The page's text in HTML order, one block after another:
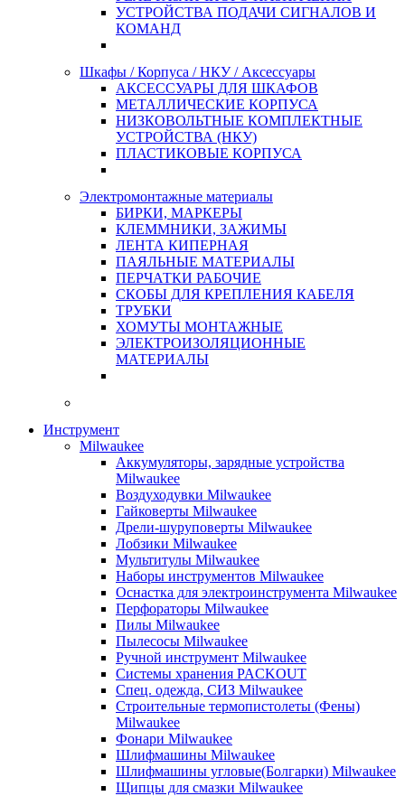
УСТРОЙСТВА ПОДАЧИ СИГНАЛОВ И
КОМАНД
Шкафы / Корпуса / НКУ / Аксессуары
АКСЕССУАРЫ ДЛЯ ШКАФОВ
МЕТАЛЛИЧЕСКИЕ КОРПУСА
НИЗКОВОЛЬТНЫЕ КОМПЛЕКТНЫЕ
УСТРОЙСТВА (НКУ)
ПЛАСТИКОВЫЕ КОРПУСА
Электромонтажные материалы
БИРКИ, МАРКЕРЫ
КЛЕММНИКИ, ЗАЖИМЫ
ЛЕНТА КИПЕРНАЯ
ПАЯЛЬНЫЕ МАТЕРИАЛЫ
ПЕРЧАТКИ РАБОЧИЕ
СКОБЫ ДЛЯ КРЕПЛЕНИЯ КАБЕЛЯ
ТРУБКИ
ХОМУТЫ МОНТАЖНЫЕ
ЭЛЕКТРОИЗОЛЯЦИОННЫЕ
МАТЕРИАЛЫ
Инструмент
Milwaukee
Аккумуляторы, зарядные устройства
Milwaukee
Воздуходувки Milwaukee
Гайковерты Milwaukee
Дрели-шуруповерты Milwaukee
Лобзики Milwaukee
Мультитулы Milwaukee
Наборы инструментов Milwaukee
Оснастка для электроинструмента Milwaukee
Перфораторы Milwaukee
Пилы Milwaukee
Пылесосы Milwaukee
Ручной инструмент Milwaukee
Системы хранения PACKOUT
Спец. одежда, СИЗ Milwaukee
Строительные термопистолеты (Фены)
Milwaukee
Фонари Milwaukee
Шлифмашины Milwaukee
Шлифмашины угловые(Болгарки) Milwaukee
Щипцы для смазки Milwaukee